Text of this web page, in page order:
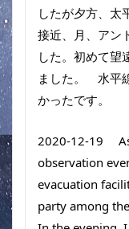
したが夕方、太
接近、月、アン
した。初めて望
ました。　水平
かったです。
2020-12-19　
observation
evacuation
party among